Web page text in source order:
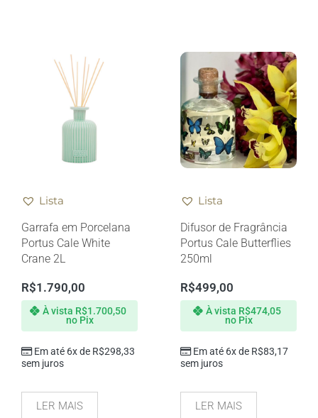
Lista
Garrafa em Porcelana
Portus Cale White
Crane 2L
R$1.790,00
Em até 6x de R$298,33
sem juros
À vista R$1.700,50
no Pix
LER MAIS
Lista
Difusor de Fragrância
Portus Cale Butterflies
250ml
R$499,00
Em até 6x de R$83,17
sem juros
À vista R$474,05
no Pix
LER MAIS